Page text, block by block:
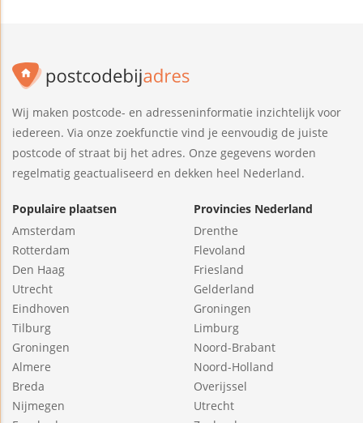
Wij maken postcode- en adresseninformatie inzichtelijk voor
iedereen. Via onze zoekfunctie vind je eenvoudig de juiste
postcode of straat bij het adres. Onze gegevens worden
regelmatig geactualiseerd en dekken heel Nederland.
Populaire plaatsen
Amsterdam
Rotterdam
Den Haag
Utrecht
Eindhoven
Tilburg
Groningen
Almere
Breda
Nijmegen
Provincies Nederland
Drenthe
Flevoland
Friesland
Gelderland
Groningen
Limburg
Noord-Brabant
Noord-Holland
Overijssel
Utrecht